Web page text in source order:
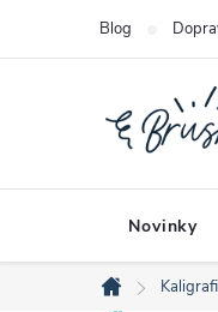
Blog
Novinky
Domů